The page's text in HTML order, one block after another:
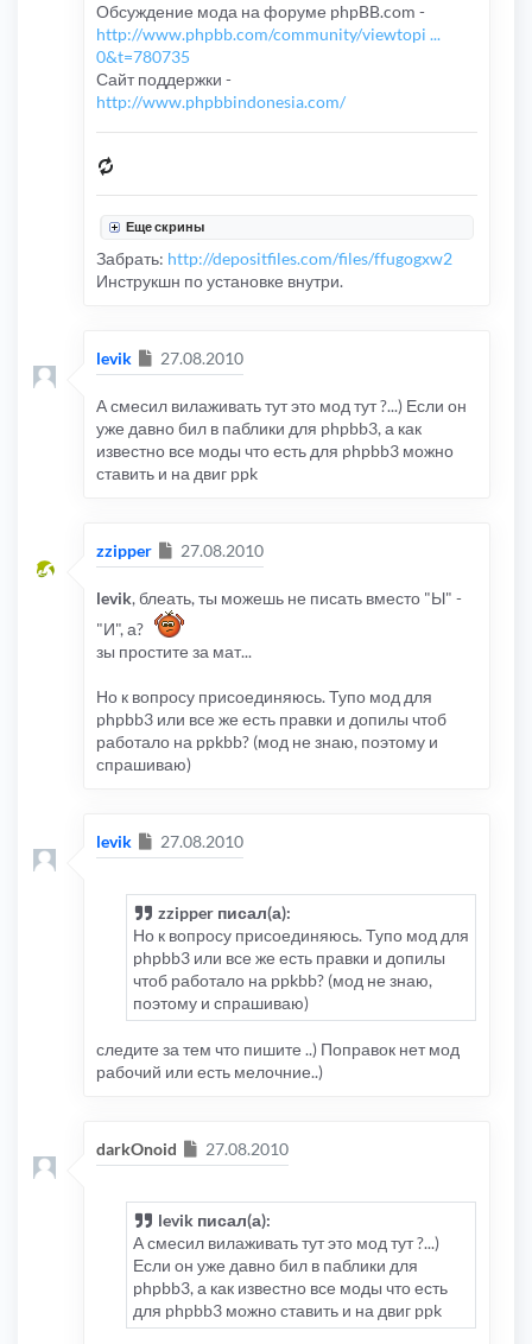
Обсуждение мода на форуме phpBB.com -
http://www.phpbb.com/community/viewtopi ...
0&t=780735
Сайт поддержки -
http://www.phpbbindonesia.com/
Еще скрины
Забрать: http://depositfiles.com/files/ffugogxw2
Инструкшн по установке внутри.
levik Сообщение
27.08.2010
А смесил вилаживать тут это мод тут ?...) Если он
уже давно бил в паблики для phpbb3, а как
известно все моды что есть для phpbb3 можно
ставить и на двиг ppk
zzipper Сообщение
27.08.2010
levik, блеать, ты можешь не писать вместо "Ы" -
"И", а?
зы простите за мат...
Но к вопросу присоединяюсь. Тупо мод для
phpbb3 или все же есть правки и допилы чтоб
работало на ppkbb? (мод не знаю, поэтому и
спрашиваю)
levik Сообщение
27.08.2010
zzipper писал(а):
Но к вопросу присоединяюсь. Тупо мод для
phpbb3 или все же есть правки и допилы
чтоб работало на ppkbb? (мод не знаю,
поэтому и спрашиваю)
следите за тем что пишите ..) Поправок нет мод
рабочий или есть мелочние..)
darkOnoid Сообщение
27.08.2010
levik писал(а):
А смесил вилаживать тут это мод тут ?...)
Если он уже давно бил в паблики для
phpbb3, а как известно все моды что есть
для phpbb3 можно ставить и на двиг ppk